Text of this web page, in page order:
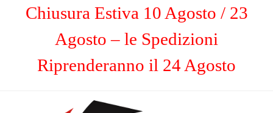
Chiusura Estiva 10 Agosto / 23
Agosto – le Spedizioni
Riprenderanno il 24 Agosto